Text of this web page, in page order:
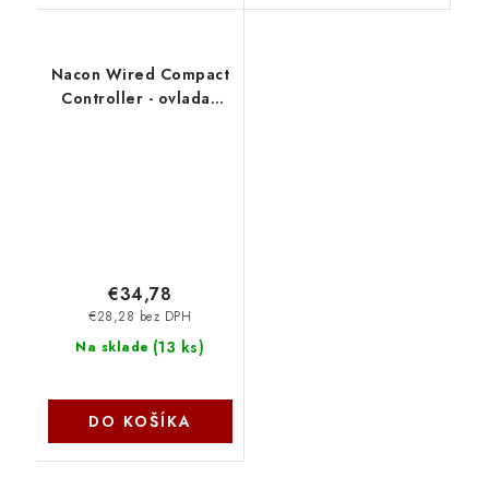
Nacon Wired Compact
Controller - ovladač
Na sklade (13 ks)
€28,28 bez DPH
€34,78
DO KOŠÍKA